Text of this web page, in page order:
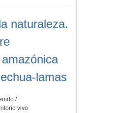
naturaleza.
lamas
/
vivo